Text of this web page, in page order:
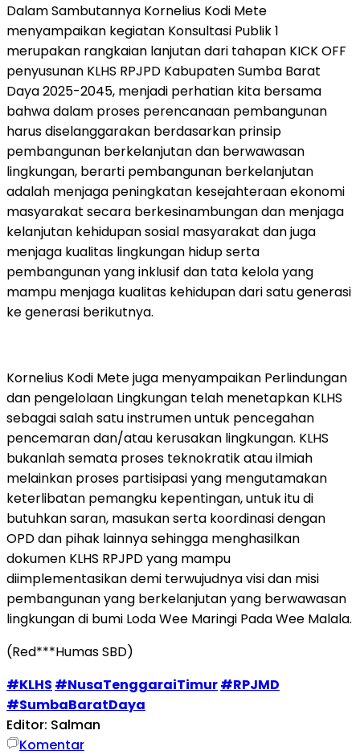
Dalam Sambutannya Kornelius Kodi Mete
menyampaikan kegiatan Konsultasi Publik 1
merupakan rangkaian lanjutan dari tahapan KICK OFF
penyusunan KLHS RPJPD Kabupaten Sumba Barat
Daya 2025-2045, menjadi perhatian kita bersama
bahwa dalam proses perencanaan pembangunan
harus diselanggarakan berdasarkan prinsip
pembangunan berkelanjutan dan berwawasan
lingkungan, berarti pembangunan berkelanjutan
adalah menjaga peningkatan kesejahteraan ekonomi
masyarakat secara berkesinambungan dan menjaga
kelanjutan kehidupan sosial masyarakat dan juga
menjaga kualitas lingkungan hidup serta
pembangunan yang inklusif dan tata kelola yang
mampu menjaga kualitas kehidupan dari satu generasi
ke generasi berikutnya.
Kornelius Kodi Mete juga menyampaikan Perlindungan
dan pengelolaan Lingkungan telah menetapkan KLHS
sebagai salah satu instrumen untuk pencegahan
pencemaran dan/atau kerusakan lingkungan. KLHS
bukanlah semata proses teknokratik atau ilmiah
melainkan proses partisipasi yang mengutamakan
keterlibatan pemangku kepentingan, untuk itu di
butuhkan saran, masukan serta koordinasi dengan
OPD dan pihak lainnya sehingga menghasilkan
dokumen KLHS RPJPD yang mampu
diimplementasikan demi terwujudnya visi dan misi
pembangunan yang berkelanjutan yang berwawasan
lingkungan di bumi Loda Wee Maringi Pada Wee Malala.
(Red***Humas SBD)
#KLHS #NusaTenggaraiTimur#RPJMD
#SumbaBaratDaya
Editor: Salman
Komentar